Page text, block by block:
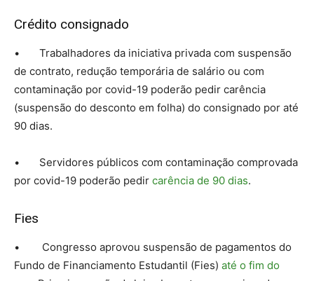
Crédito consignado
• Trabalhadores da iniciativa privada com suspensão
de contrato, redução temporária de salário ou com
contaminação por covid-19 poderão pedir carência
(suspensão do desconto em folha) do consignado por até
90 dias.
• Servidores públicos com contaminação comprovada
por covid-19 poderão pedir carência de 90 dias.
Fies
• Congresso aprovou suspensão de pagamentos do
Fundo de Financiamento Estudantil (Fies) até o fim do